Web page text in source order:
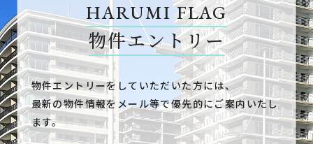
HARUMI FLAG
物件エントリー
物件エントリーをしていただいた方には、
最新の物件情報をメール等で優先的にご案内いたし
ます。